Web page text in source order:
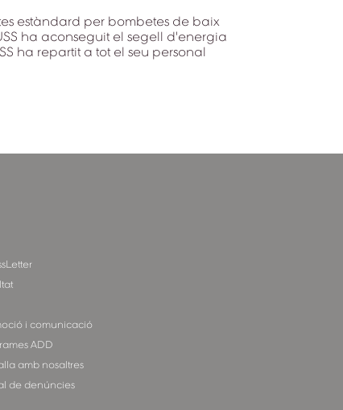
estàndard per bombetes de baix
ha aconseguit el segell d'energia
ha repartit a tot el seu personal
i comunicació
ADD
amb nosaltres
de denúncies